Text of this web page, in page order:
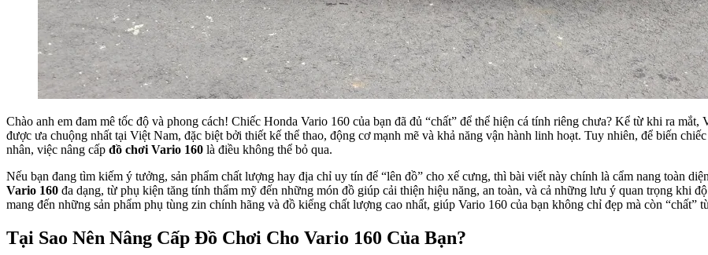
Chào anh em đam mê tốc độ và phong cách! Chiếc Honda Vario 160 của bạn đã đủ “chất” để thể hiện cá tính riêng chưa? Kể từ khi ra
được ưa chuộng nhất tại Việt Nam, đặc biệt bởi thiết kế thể thao, động cơ mạnh mẽ và khả năng vận hành linh hoạt. Tuy nhiên, để biến
nhân, việc nâng cấp đồ chơi Vario 160 là điều không thể bỏ qua.
Nếu bạn đang tìm kiếm ý tưởng, sản phẩm chất lượng hay địa chỉ uy tín để “lên đồ” cho xế cưng, thì bài viết này chính là cẩm nang toàn
Vario 160 đa dạng, từ phụ kiện tăng tính thẩm mỹ đến những món đồ giúp cải thiện hiệu năng, an toàn, và cả những lưu ý quan trọng khi
mang đến những sản phẩm phụ tùng zin chính hãng và đồ kiểng chất lượng cao nhất, giúp Vario 160 của bạn không chỉ đẹp mà còn “chất”
Tại Sao Nên Nâng Cấp Đồ Chơi Cho Vario 160 Của Bạn?